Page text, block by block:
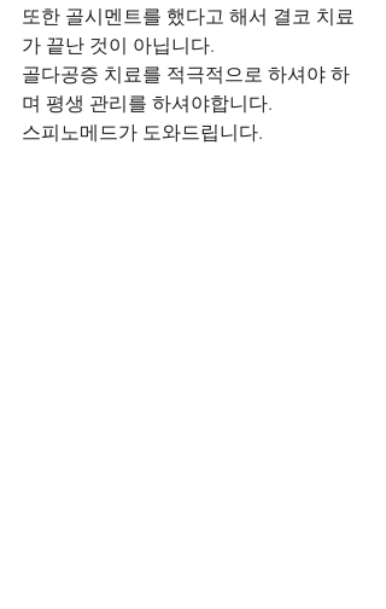
또한 골시멘트를 했다고 해서 결코 치료
가 끝난 것이 아닙니다.
골다공증 치료를 적극적으로 하셔야 하
며 평생 관리를 하셔야합니다.
스피노메드가 도와드립니다.